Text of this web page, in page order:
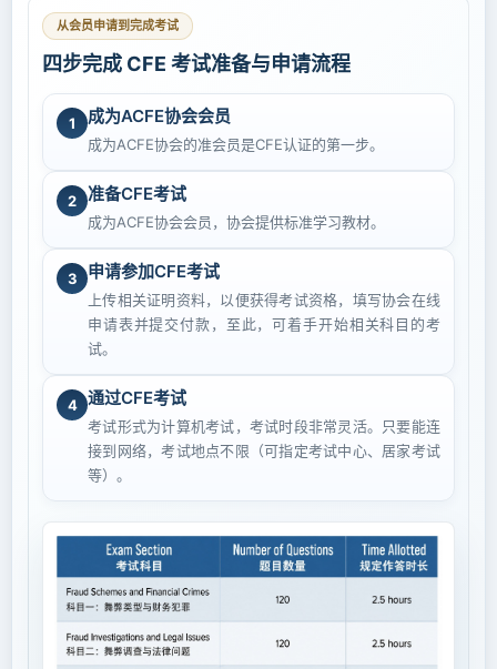
从会员申请到完成考试
四步完成 CFE 考试准备与申请流程
1 成为ACFE协会会员
成为ACFE协会的准会员是CFE认证的第一步。
2 准备CFE考试
成为ACFE协会会员，协会提供标准学习教材。
3 申请参加CFE考试
上传相关证明资料，以便获得考试资格，填写协会在线
申请表并提交付款，至此，可着手开始相关科目的考
试。
4 通过CFE考试
考试形式为计算机考试，考试时段非常灵活。只要能连
接到网络，考试地点不限（可指定考试中心、居家考试
等）。